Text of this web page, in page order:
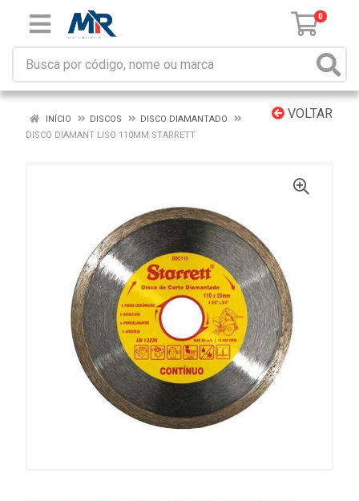
0
VOLTAR
INÍCIO DISCOS
DISCO DIAMANTADO
DISCO DIAMANT LISO 110MM STARRETT